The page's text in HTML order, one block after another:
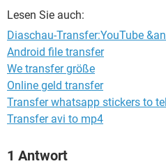
Lesen Sie auch:
Diaschau-Transfer:YouTube
Android file transfer
We transfer größe
Online geld transfer
Transfer whatsapp stickers to
Transfer avi to mp4
1 Antwort